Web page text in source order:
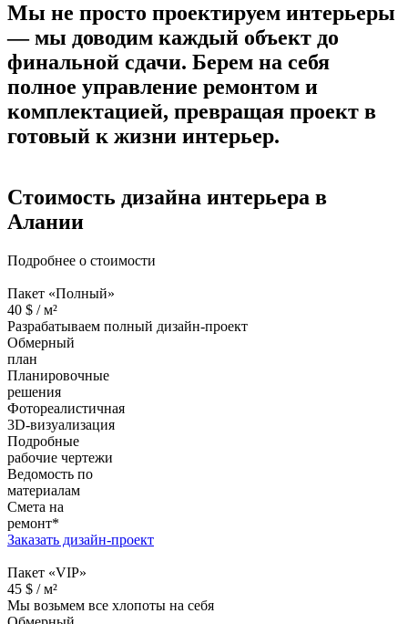
Мы не просто проектируем интерьеры
—мы доводим каждый объект до
финальной сдачи. Берем на себя
полное управление ремонтом и
комплектацией, превращая проект в
готовый к жизни интерьер.
Стоимость дизайна интерьера в
Алании
Подробнее о стоимости
Пакет «Полный»
40 $ /м²
Разрабатываем полный дизайн-проект
Обмерный
план
Планировочные
решения
Фотореалистичная
3D-визуализация
Подробные
рабочие чертежи
Ведомость по
материалам
Смета на
ремонт*
Заказать дизайн-проект
Пакет «VIP»
45 $ /м²
Мы возьмем все хлопоты на себя